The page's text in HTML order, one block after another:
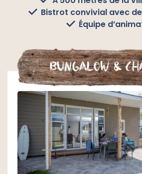
Bistrot convivial avec
Équipe
Bungalow &